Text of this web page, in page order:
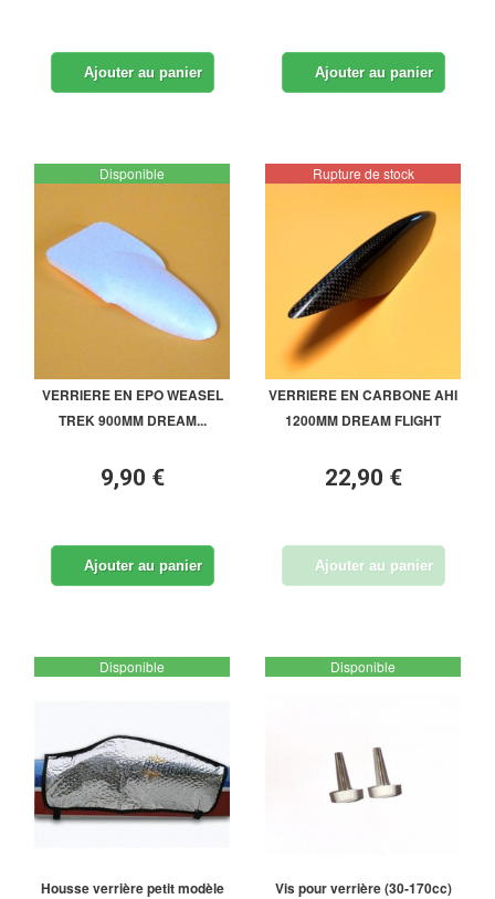
Ajouter au panier Ajouter au panier
Disponible
VERRIERE EN EPO WEASEL
TREK 900MM DREAM...
9,90 €
Ajouter au panier
Rupture de stock
VERRIERE EN CARBONE AHI
1200MM DREAM FLIGHT
22,90 €
Ajouter au panier
Disponible
Housse verrière petit modèle
Disponible
Vis pour verrière (30-170cc)